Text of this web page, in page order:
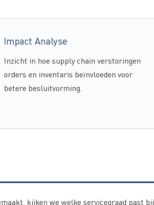
Impact Analyse
Inzicht in hoe supply chain verstoringen
orders en inventaris beïnvloeden voor
betere besluitvorming.
kijken we welke servicegraad past bij